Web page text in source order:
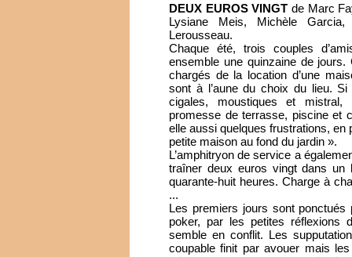
DEUX EUROS VINGT de Marc
Lysiane Meis, Michèle
Lerousseau.
Chaque été, trois couples
ensemble une quinzaine de
chargés de la location d’une
sont à l’aune du choix du lieu.
cigales, moustiques et mistral,
promesse de terrasse, piscine et
elle aussi quelques frustrations,
petite maison au fond du jardin ».
L’amphitryon de service a
traîner deux euros vingt dans un
quarante-huit heures. Charge à
...
Les premiers jours sont
poker, par les petites réflexions
semble en conflit. Les
coupable finit par avouer mais